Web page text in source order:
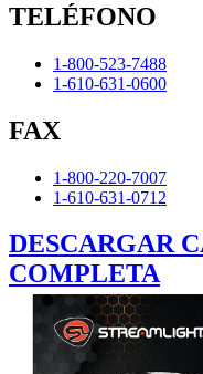
TELÉFONO
1-800-523-7488
1-610-631-0600
FAX
1-800-220-7007
1-610-631-0712
DESCARGAR
COMPLETA